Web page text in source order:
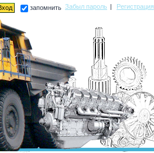
запомнить Забыл пароль | Регистрация